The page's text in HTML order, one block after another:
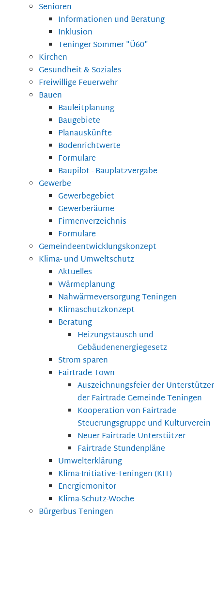
Senioren
Informationen und Beratung
Inklusion
Teninger Sommer "Ü60"
Kirchen
Gesundheit & Soziales
Freiwillige Feuerwehr
Bauen
Bauleitplanung
Baugebiete
Planauskünfte
Bodenrichtwerte
Formulare
Baupilot - Bauplatzvergabe
Gewerbe
Gewerbegebiet
Gewerberäume
Firmenverzeichnis
Formulare
Gemeindeentwicklungskonzept
Klima- und Umweltschutz
Aktuelles
Wärmeplanung
Nahwärmeversorgung Teningen
Klimaschutzkonzept
Beratung
Heizungstausch und
Gebäudenenergiegesetz
Strom sparen
Fairtrade Town
Auszeichnungsfeier der Unterstützer
der Fairtrade Gemeinde Teningen
Kooperation von Fairtrade
Steuerungsgruppe und Kulturverein
Neuer Fairtrade-Unterstützer
Fairtrade Stundenpläne
Umwelterklärung
Klima-Initiative-Teningen (KIT)
Energiemonitor
Klima-Schutz-Woche
Bürgerbus Teningen